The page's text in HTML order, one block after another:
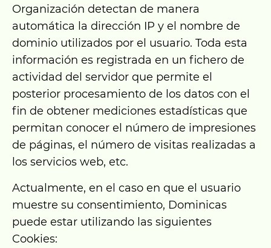
Organización detectan de manera
automática la dirección IP y el nombre de
dominio utilizados por el usuario. Toda esta
información es registrada en un fichero de
actividad del servidor que permite el
posterior procesamiento de los datos con el
fin de obtener mediciones estadísticas que
permitan conocer el número de impresiones
de páginas, el número de visitas realizadas a
los servicios web, etc.
Actualmente, en el caso en que el usuario
muestre su consentimiento, Dominicas
puede estar utilizando las siguientes
Cookies: